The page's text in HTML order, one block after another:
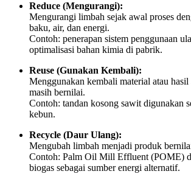
Reduce (Mengurangi):
Mengurangi limbah sejak awal proses
baku, air, dan energi.
Contoh: penerapan sistem penggunaan
optimalisasi bahan kimia di pabrik.
Reuse (Gunakan Kembali):
Menggunakan kembali material atau
masih bernilai.
Contoh: tandan kosong sawit digunakan
kebun.
Recycle (Daur Ulang):
Mengubah limbah menjadi produk
Contoh: Palm Oil Mill Effluent (POME)
biogas sebagai sumber energi alternatif.